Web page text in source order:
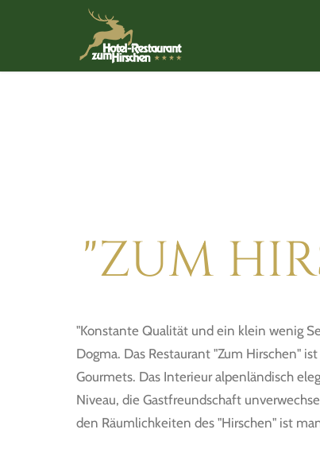
"ZUM
"Konstante Qualität und ein klein wenig
Dogma. Das Restaurant "Zum Hirschen"
Gourmets. Das Interieur alpenländisch
Niveau, die Gastfreundschaft
den Räumlichkeiten des "Hirschen" ist